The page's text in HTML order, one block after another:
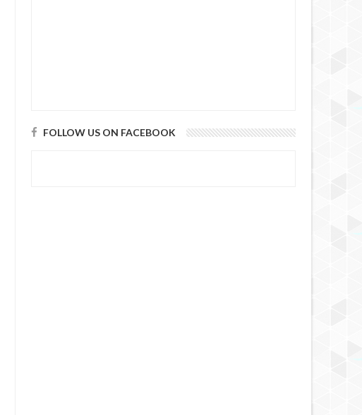
FOLLOW US ON FACEBOOK